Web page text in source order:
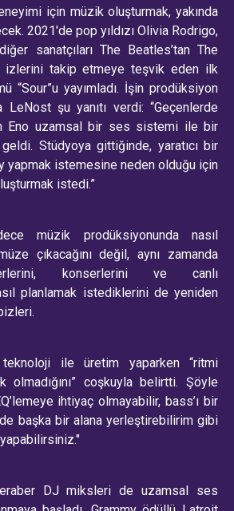
için müzik oluşturmak, yakında
2021'de pop yıldızı Olivia Rodrigo,
sanatçıları The Beatles’tan The
izlerini takip etmeye teşvik eden ilk
“Sour”u yayımladı. İşin prodüksiyon
LeNost şu yanıtı verdi: “Geçenlerde
Eno uzamsal bir ses sistemi ile bir
Stüdyoya gittiğinde, yaratıcı bir
yapmak istemesine neden olduğu için
istedi.”
müzik prodüksiyonunda nasıl
çıkacağını değil, aynı zamanda
konserlerini ve canlı
planlamak istediklerini de yeniden
ile üretim yaparken “ritmi
olmadığını” coşkuyla belirtti. Şöyle
ihtiyaç olmayabilir, bass’ı bir
başka bir alana yerleştirebilirim gibi
DJ miksleri de uzamsal ses